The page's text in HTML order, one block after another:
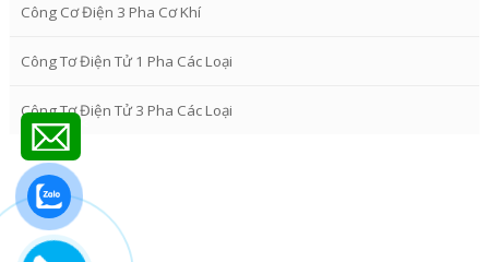
Công Cơ Điện 3 Pha Cơ Khí
Công Tơ Điện Tử 1 Pha Các Loại
Công Tơ Điện Tử 3 Pha Các Loại